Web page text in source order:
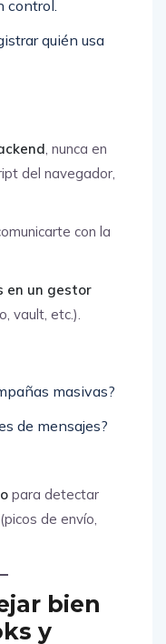
control.
quién usa
, nunca en
del navegador,
con la
en un gestor
vault, etc.).
masivas?
de mensajes?
para detectar
de envío,
bien
y